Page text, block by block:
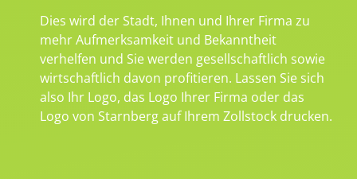
Dies wird der Stadt, Ihnen und Ihrer Firma zu
mehr Aufmerksamkeit und Bekanntheit
verhelfen und Sie werden gesellschaftlich sowie
wirtschaftlich davon profitieren. Lassen Sie sich
also Ihr Logo, das Logo Ihrer Firma oder das
Logo von Starnberg auf Ihrem Zollstock drucken.